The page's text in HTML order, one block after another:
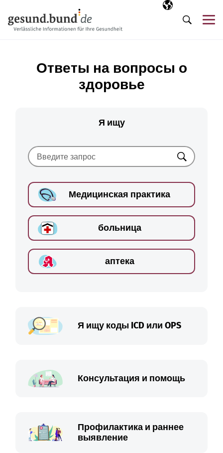
Выбранный
RU
Поиск
Ответы на вопросы о
здоровье
Я ищу
Искать
Медицинская практика
больница
аптека
Я ищу коды ICD или OPS
Консультация и помощь
Профилактика и раннее
выявление